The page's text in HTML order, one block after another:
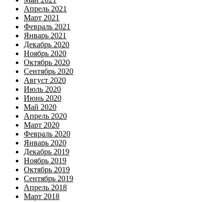
Апрель 2021
Март 2021
Февраль 2021
Январь 2021
Декабрь 2020
Ноябрь 2020
Октябрь 2020
Сентябрь 2020
Август 2020
Июль 2020
Июнь 2020
Май 2020
Апрель 2020
Март 2020
Февраль 2020
Январь 2020
Декабрь 2019
Ноябрь 2019
Октябрь 2019
Сентябрь 2019
Апрель 2018
Март 2018